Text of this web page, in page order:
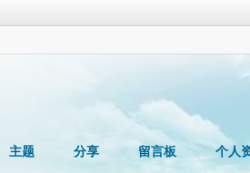
主题 分享 留言板 个人